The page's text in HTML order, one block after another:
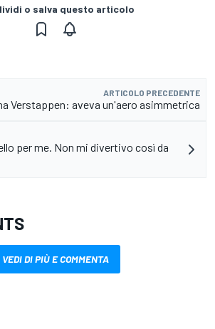
o salva questo articolo
ARTICOLO PRECEDENTE
Verstappen: aveva un'aero asimmetrica
per me. Non mi divertivo così da
VEDI DI PIÙ E COMMENTA